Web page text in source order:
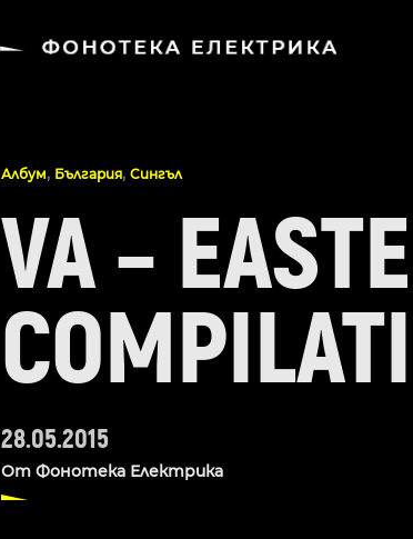
Албум, България, Сингъл
VA –
28.05.2015
От Фонотека Електрика